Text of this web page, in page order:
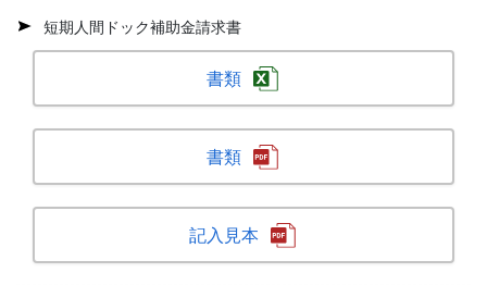
短期人間ドック補助金請求書
書類
書類
記入見本